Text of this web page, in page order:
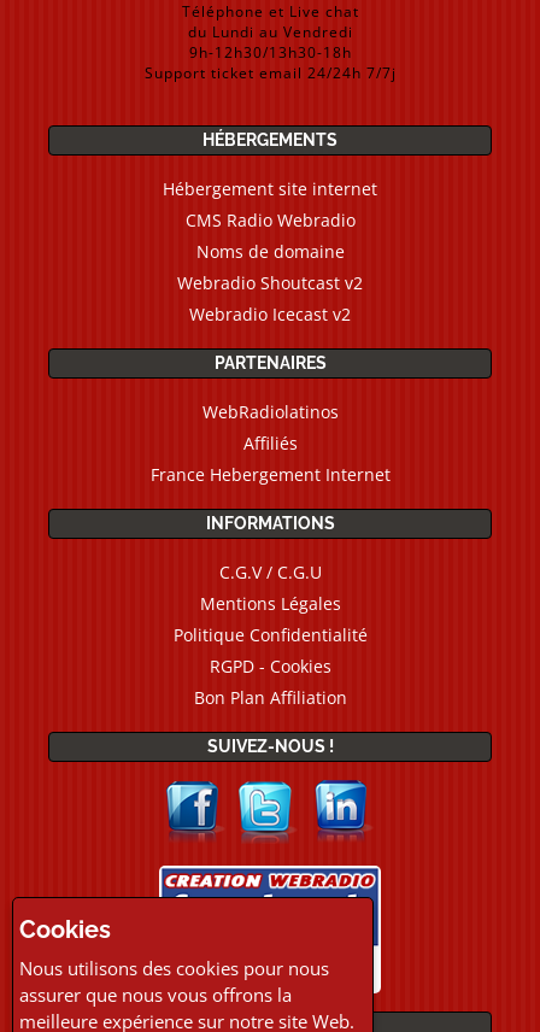
Téléphone et Live chat
du Lundi au Vendredi
9h-12h30/13h30-18h
Support ticket email 24/24h 7/7j
HÉBERGEMENTS
Hébergement site internet
CMS Radio Webradio
Noms de domaine
Webradio Shoutcast v2
Webradio Icecast v2
PARTENAIRES
WebRadiolatinos
Affiliés
France Hebergement Internet
INFORMATIONS
C.G.V / C.G.U
Mentions Légales
Politique Confidentialité
RGPD - Cookies
Bon Plan Affiliation
SUIVEZ-NOUS !
PAIEMENTS
Cookies
Nous utilisons des cookies pour nous
assurer que nous vous offrons la
meilleure expérience sur notre site Web.